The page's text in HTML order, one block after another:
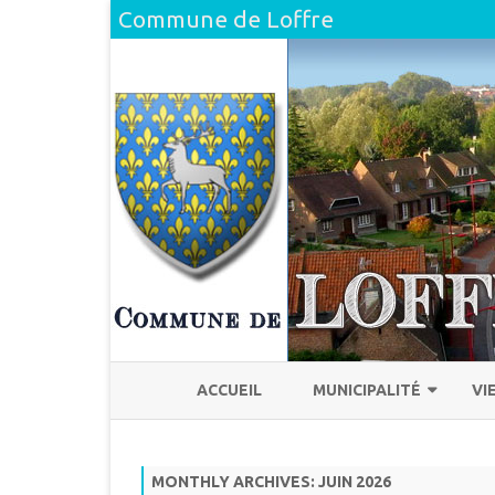
Commune de Loffre
ACCUEIL MUNICIPALITÉ
COMPTE RENDU DU CONSEIL
MONTHLY ARCHIVES: JUIN 2026